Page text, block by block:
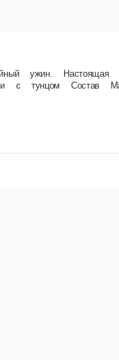
не позвонила какая-то